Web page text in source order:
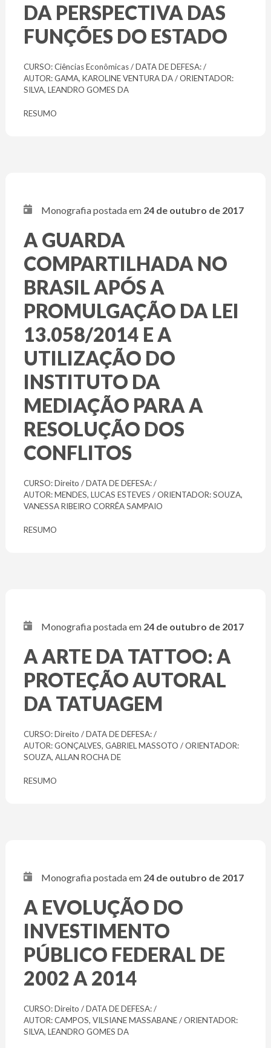
DA PERSPECTIVA DAS
FUNÇÕES DO ESTADO
CURSO: Ciências Econômicas / DATA DE DEFESA: /
AUTOR: GAMA, KAROLINE VENTURA DA / ORIENTADOR:
SILVA, LEANDRO GOMES DA
RESUMO
Monografia postada em 24 de outubro de 2017
A GUARDA
COMPARTILHADA NO
BRASIL APÓS A
PROMULGAÇÃO DA LEI
13.058/2014 E A
UTILIZAÇÃO DO
INSTITUTO DA
MEDIAÇÃO PARA A
RESOLUÇÃO DOS
CONFLITOS
CURSO: Direito / DATA DE DEFESA: /
AUTOR: MENDES, LUCAS ESTEVES / ORIENTADOR: SOUZA,
VANESSA RIBEIRO CORRÊA SAMPAIO
RESUMO
Monografia postada em 24 de outubro de 2017
A ARTE DA TATTOO: A
PROTEÇÃO AUTORAL
DA TATUAGEM
CURSO: Direito / DATA DE DEFESA: /
AUTOR: GONÇALVES, GABRIEL MASSOTO / ORIENTADOR:
SOUZA, ALLAN ROCHA DE
RESUMO
Monografia postada em 24 de outubro de 2017
A EVOLUÇÃO DO
INVESTIMENTO
PÚBLICO FEDERAL DE
2002 A 2014
CURSO: Direito / DATA DE DEFESA: /
AUTOR: CAMPOS, VILSIANE MASSABANE / ORIENTADOR:
SILVA, LEANDRO GOMES DA